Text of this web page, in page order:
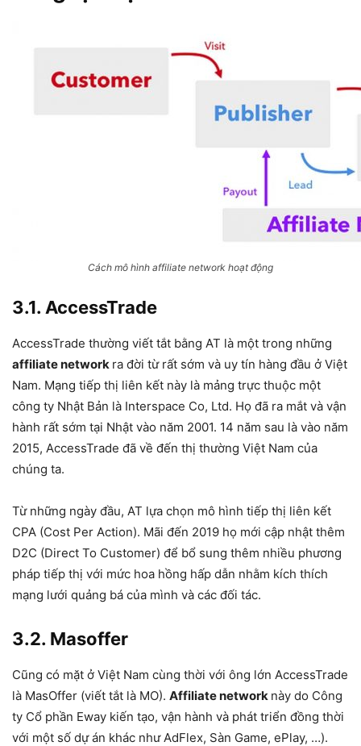
Cách mô hình affiliate network hoạt động
3.1. AccessTrade
AccessTrade thường viết tắt bằng AT là một trong những
affiliate network ra đời từ rất sớm và uy tín hàng đầu ở Việt
Nam. Mạng tiếp thị liên kết này là mảng trực thuộc một
công ty Nhật Bản là Interspace Co, Ltd. Họ đã ra mắt và vận
hành rất sớm tại Nhật vào năm 2001. 14 năm sau là vào năm
2015, AccessTrade đã về đến thị thường Việt Nam của
chúng ta.
Từ những ngày đầu, AT lựa chọn mô hình tiếp thị liên kết
CPA (Cost Per Action). Mãi đến 2019 họ mới cập nhật thêm
D2C (Direct To Customer) để bổ sung thêm nhiều phương
pháp tiếp thị với mức hoa hồng hấp dẫn nhằm kích thích
mạng lưới quảng bá của mình và các đối tác.
3.2. Masoffer
Cũng có mặt ở Việt Nam cùng thời với ông lớn AccessTrade
là MasOffer (viết tắt là MO). Affiliate network này do Công
ty Cổ phần Eway kiến tạo, vận hành và phát triển đồng thời
với một số dự án khác như AdFlex, Sàn Game, ePlay, …).